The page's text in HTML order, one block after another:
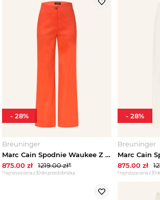
Breuninger
Marc Cain Spodnie Waukee Z Lnem rot
875.00 zł 1219.00zł*
*najniższa cena z 30 dni przed obniżką
-28%
Breuninger
875.00 zł
*najniższa cena z 30
- 28%